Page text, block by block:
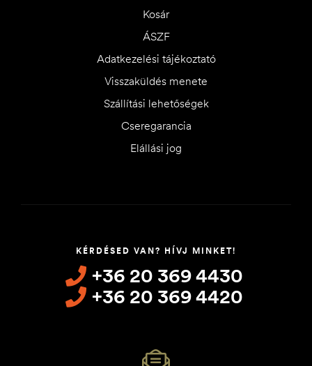
Kosár
ÁSZF
Adatkezelési tájékoztató
Visszaküldés menete
Szállítási lehetőségek
Cseregarancia
Elállási jog
KÉRDÉSED VAN? HÍVJ MINKET!
+36 20 369 4430
+36 20 369 4420